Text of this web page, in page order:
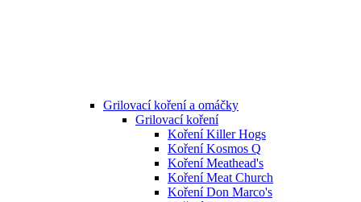
Grilovací koření a omáčky
Grilovací koření
Koření Killer Hogs
Koření Kosmos Q
Koření Meathead's
Koření Meat Church
Koření Don Marco's